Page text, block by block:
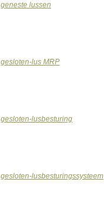
geneste lussen
gesloten-lus MRP
gesloten-lusbesturing
gesloten-lusbesturingssysteem